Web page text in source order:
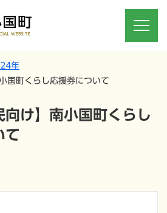
年
国町くらし応援券について
向け】南小国町くらし
て